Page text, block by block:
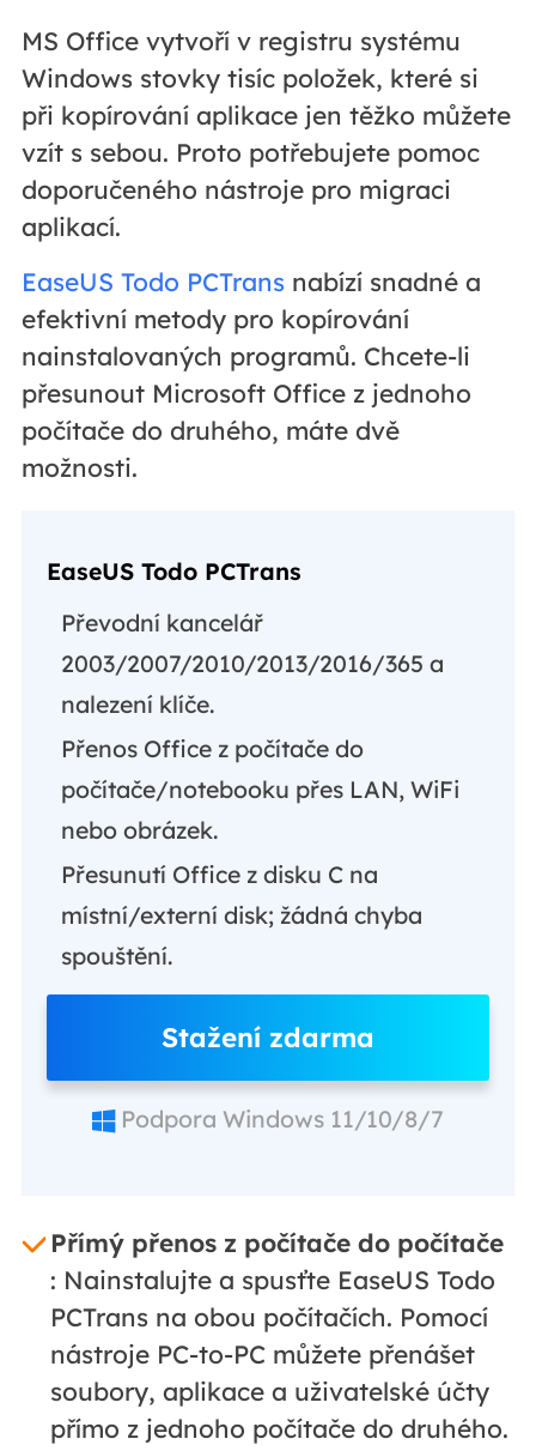
MS Office vytvoří v registru systému
Windows stovky tisíc položek, které si
při kopírování aplikace jen těžko můžete
vzít s sebou. Proto potřebujete pomoc
doporučeného nástroje pro migraci
aplikací.
EaseUS Todo PCTrans nabízí snadné a
efektivní metody pro kopírování
nainstalovaných programů. Chcete-li
přesunout Microsoft Office z jednoho
počítače do druhého, máte dvě
možnosti.
EaseUS Todo PCTrans
Převodní kancelář
2003/2007/2010/2013/2016/365 a
nalezení klíče.
Přenos Office z počítače do
počítače/notebooku přes LAN, WiFi
nebo obrázek.
Přesunutí Office z disku C na
místní/externí disk; žádná chyba
spouštění.
Stažení zdarma
Podpora Windows 11/10/8/7
Přímý přenos z počítače do počítače
: Nainstalujte a spusťte EaseUS Todo
PCTrans na obou počítačích. Pomocí
nástroje PC-to-PC můžete přenášet
soubory, aplikace a uživatelské účty
přímo z jednoho počítače do druhého.